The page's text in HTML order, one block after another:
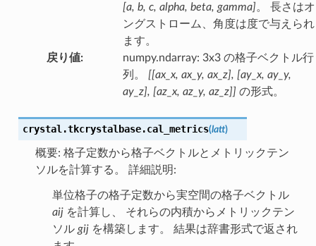
[a, b, c, alpha, beta, gamma]。 長さはオ
ングストローム、角度は度で与えられ
ます。
戻り値:
numpy.ndarray: 3x3 の格子ベクトル行
列。 [[ax_x, ax_y, ax_z], [ay_x, ay_y,
ay_z], [az_x, az_y, az_z]] の形式。
crystal.tkcrystalbase.cal_metrics(latt)
概要: 格子定数から格子ベクトルとメトリックテン
ソルを計算する。 詳細説明:
単位格子の格子定数から実空間の格子ベクトル
aijを計算し、 それらの内積からメトリックテン
ソル gijを構築します。 結果は辞書形式で返され